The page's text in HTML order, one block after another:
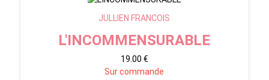
JULLIEN FRANCOIS
L'INCOMMENSURABLE
19.00 €
Sur commande